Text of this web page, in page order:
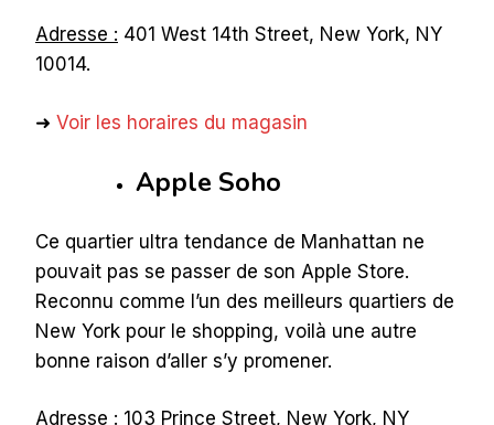
Adresse : 401 West 14th Street, New York, NY
10014.
➜ Voir les horaires du magasin
Apple Soho
Ce quartier ultra tendance de Manhattan ne
pouvait pas se passer de son Apple Store.
Reconnu comme l’un des meilleurs quartiers de
New York pour le shopping, voilà une autre
bonne raison d’aller s’y promener.
Adresse : 103 Prince Street, New York, NY